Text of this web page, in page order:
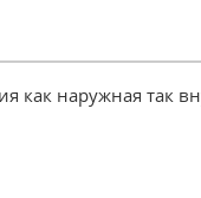
как наружная так